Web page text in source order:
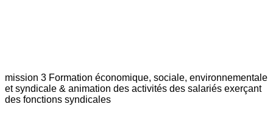
mission 3 Formation économique, sociale, environnementale
et syndicale & animation des activités des salariés exerçant
des fonctions syndicales